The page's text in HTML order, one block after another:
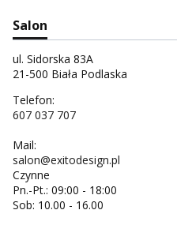
Salon
ul. Sidorska 83A
21-500 Biała Podlaska
Telefon:
607 037 707
Mail:
salon@exitodesign.pl
Czynne
Pn.-Pt.: 09:00 - 18:00
Sob: 10.00 - 16.00